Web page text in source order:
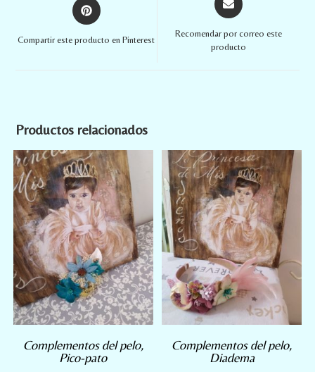
Compartir este producto en Pinterest
Recomendar por correo este
producto
Productos relacionados
Complementos del pelo,
Pico-pato
Complementos del pelo,
Diadema